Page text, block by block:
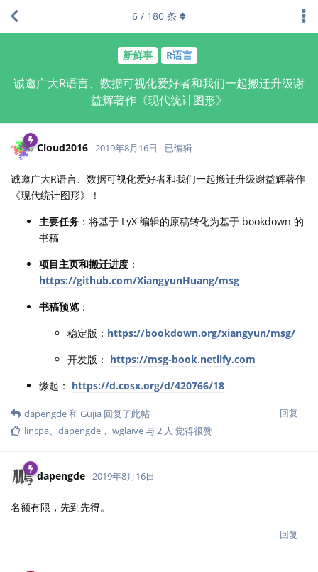
新鲜事 R语言
诚邀广大R语言、数据可视化爱好者和我们一起搬迁升级谢
益辉著作《现代统计图形》
6 / 180 条
Cloud2016 2019年8月16日 已编辑
诚邀广大R语言、数据可视化爱好者和我们一起搬迁升级谢益辉著作
《现代统计图形》！
主要任务 ：将基于 LyX 编辑的原稿转化为基于 bookdown 的
书稿
项目主页和搬迁进度 ：
https://github.com/XiangyunHuang/msg
书稿预览 ：
稳定版： https://bookdown.org/xiangyun/msg/
开发版： https://msg-book.netlify.com
缘起： https://d.cosx.org/d/420766/18
回复
dapengde和 Gujia 回复了此帖
lincpa、 dapengde ， wglaive与2 人 觉得很赞
dapengde 2019年8月16日
名额有限，先到先得。
回复